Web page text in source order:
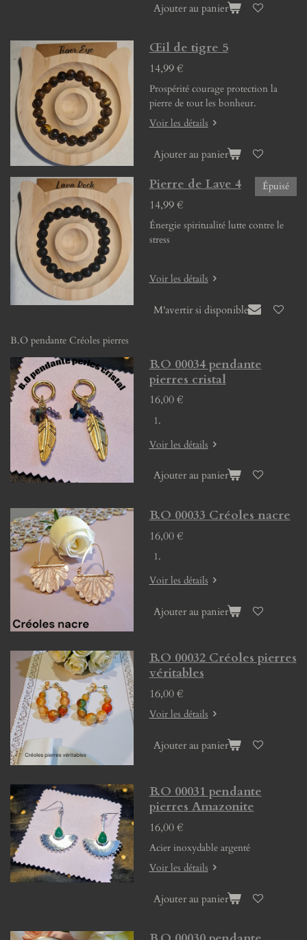
Ajouter au panier
Œil de tigre 5
14,99 €
Prospérité courage protection la
pierre de tout les bonheur.
Voir les détails
Ajouter au panier
Épuisé
Pierre de Lave 4
14,99 €
Énergie spiritualité lutte contre le
stress
Voir les détails
M'avertir si disponible
B.O pendante Créoles pierres
B.O 00034 pendante
pierres cristal
16,00 €
Voir les détails
Ajouter au panier
B.O 00033 Créoles nacre
16,00 €
Voir les détails
Ajouter au panier
B.O 00032 Créoles pierres
véritables
16,00 €
Voir les détails
Ajouter au panier
B.O 00031 pendante
pierres Amazonite
16,00 €
Acier inoxydable argenté
Voir les détails
Ajouter au panier